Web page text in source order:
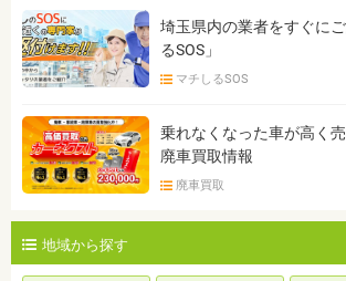
埼玉県内の業者をすぐに
るSOS」
マチしるSOS
乗れなくなった車が高く
廃車買取情報
廃車買取
地域から探す